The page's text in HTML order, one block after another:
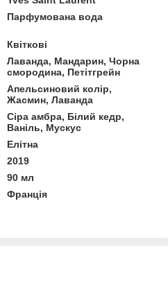
Парфумована вода
Квіткові
Лаванда, Мандарин, Чорна
смородина, Петітгрейн
Апельсиновий колір,
Жасмин, Лаванда
Сіра амбра, Білий кедр,
Ваніль, Мускус
Елітна
2019
90 мл
Франція